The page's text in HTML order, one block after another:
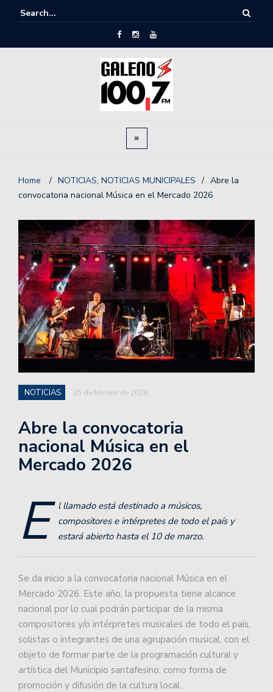
Home / NOTICIAS, NOTICIAS MUNICIPALES / Abre la
convocatoria nacional Música en el Mercado 2026
NOTICIAS 25 de febrero de 2026
Abre la convocatoria
nacional Música en el
Mercado 2026
E
l llamado está destinado a músicos,
compositores e intérpretes de todo el país y
estará abierto hasta el 10 de marzo.
Se da inicio a la convocatoria nacional Música en el
Mercado 2026. Este año, la propuesta tiene alcance
nacional por lo cual podrán participar de la misma
compositores y/o intérpretes musicales de todo el país,
solistas o integrantes de una agrupación musical, con el
objeto de formar parte de la programación cultural y
artística del Municipio santafesino, como forma de
promoción y difusión de la cultura local.